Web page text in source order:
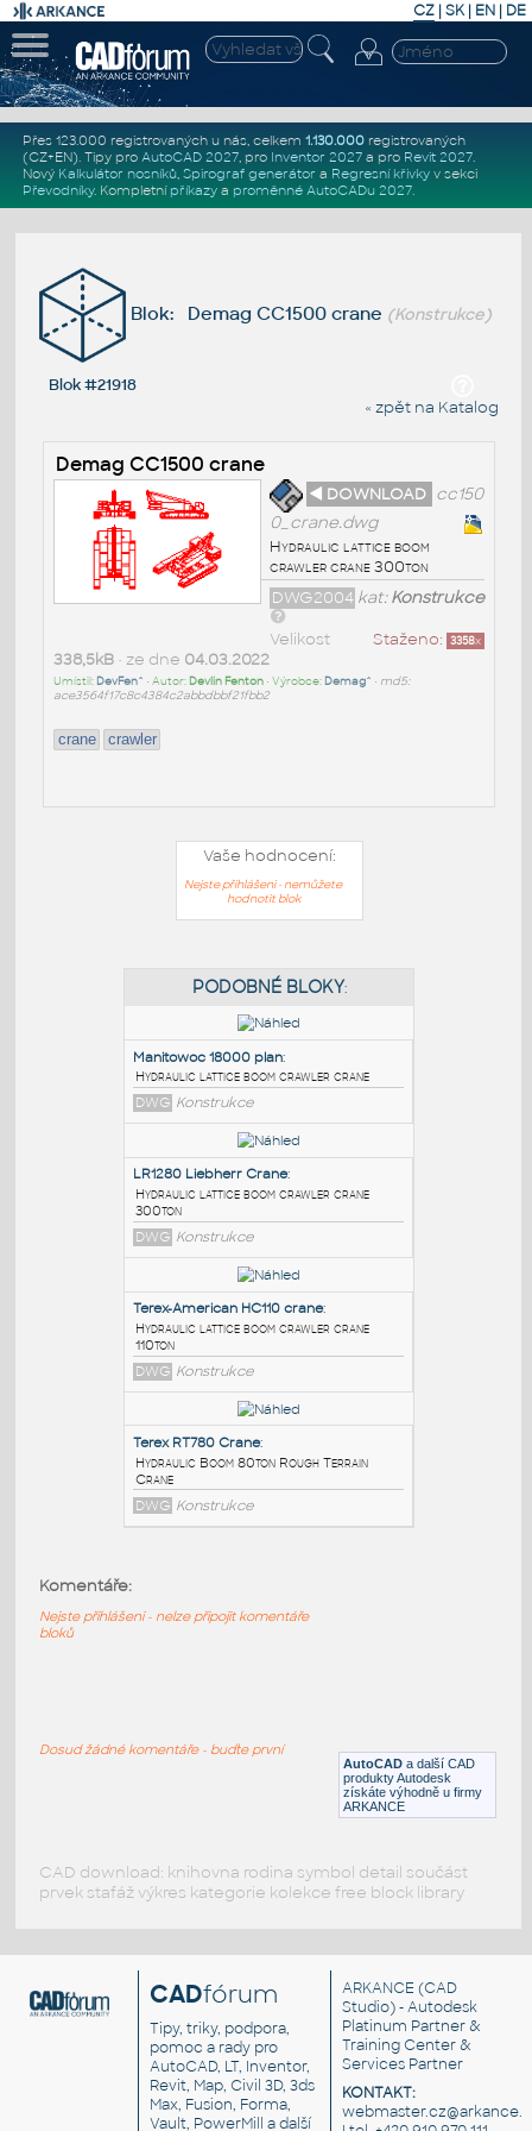
CZ | SK| EN | DE
Přes 123.000 registrovaných u nás, celkem 1.130.000registrovaných
(CZ+EN). Tipy pro AutoCAD 2027, pro Inventor 2027a pro Revit 2027.
Nový Kalkulátor nosníků, Spirograf generátor a Regresní křivkyv sekci
Převodníky. Kompletní příkazya proměnné AutoCADu 2027.
Blok: Demag CC1500 crane (Konstrukce)
Blok #21918
« zpět na Katalog
Demag CC1500 crane
◄ DOWNLOAD cc150
0_crane.dwg
Hydraulic lattice boom
crawler crane 300ton
kat:Konstrukce
DWG2004
Staženo: 3358x
Velikost
338,5kB• ze dne 04.03.2022
Umístil: DevFen^ • Autor: Devlin Fenton• Výrobce: Demag^ • md5:
ace3564f17c8c4384c2abbdbbf21fbb2
crane crawler
Vaše hodnocení:
Nejste přihlášeni - nemůžete
hodnotit blok
PODOBNÉ BLOKY:
Manitowoc 18000 plan
Hydraulic lattice boom crawler crane
DWG Konstrukce
LR1280 Liebherr Crane
Hydraulic lattice boom crawler crane
300ton
DWG Konstrukce
DWG Konstrukce
Crane
AutoCAD a další CAD
produkty Autodesk
získáte výhodně u firmy
ARKANCE
Komentáře:
Nejste přihlášeni - nelze připojit komentáře
bloků
Dosud žádné komentáře - buďte první
CAD download: knihovna rodina symbol detail součást
prvek stafáž výkres kategorie kolekce free block library
CADfórum
Tipy, triky, podpora,
pomoc a rady pro
AutoCAD, LT, Inventor,
Revit, Map, Civil 3D, 3ds
Max, Fusion, Forma,
Vault, PowerMill a další
ARKANCE (CAD
Studio) - Autodesk
Platinum Partner &
Training Center &
Services Partner
KONTAKT: